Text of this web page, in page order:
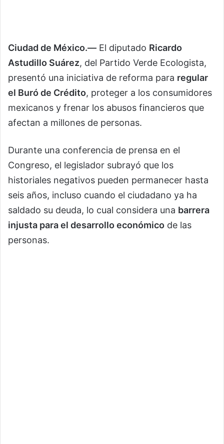
Ciudad de México.— El diputado Ricardo
Astudillo Suárez, del Partido Verde Ecologista,
presentó una iniciativa de reforma para regular
el Buró de Crédito, proteger a los consumidores
mexicanos y frenar los abusos financieros que
afectan a millones de personas.
Durante una conferencia de prensa en el
Congreso, el legislador subrayó que los
historiales negativos pueden permanecer hasta
seis años, incluso cuando el ciudadano ya ha
saldado su deuda, lo cual considera una barrera
injusta para el desarrollo económico de las
personas.